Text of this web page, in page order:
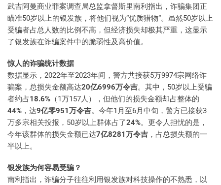
武吉阿曼商业罪案调查局总监拿督斯里南利指出，诈骗集团正
瞄准50岁以上的银发族，将他们视为“优质猎物”。虽然50岁以上
受骗者占总人数的比例不高，但经济损失却极其严重，这显示
了银发族在诈骗案件中的脆弱性及高价值。
惊人的诈骗统计数据
数据显示，2022年至2023年间，警方共接获5万9974宗网络诈
骗案，总损失金额高达20亿6996万令吉。其中，50岁以上受骗
者约占18.6% （1万157人），但他们的损失金额却占整体的
44% ，达9亿零951万令吉。今年1月至6月中旬，警方已接获3
万多宗相关投报，50岁以上群体占了24%。更令人担忧的是，
今年该群体的损失金额已达7亿8281万令吉 ，占总损失额的一
半以上。
银发族为何容易受骗？
南利指出，诈骗分子往往利用银发族对科技操作的不熟悉，以